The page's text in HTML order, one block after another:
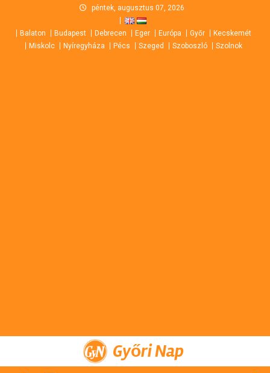
content
péntek, augusztus 07, 2026
Balaton Budapest Debrecen Eger Európa Győr
Kecskemét
Miskolc
Nyíregyháza Pécs Szeged Szoboszló Szolnok
Győri Nap